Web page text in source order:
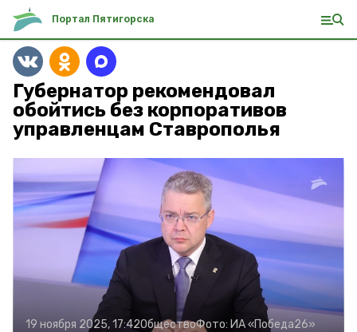
Портал Пятигорска
Губернатор рекомендовал
обойтись без корпоративов
управленцам Ставрополья
19 ноября 2025, 17:42ОбществоФото: ИА «Победа26»